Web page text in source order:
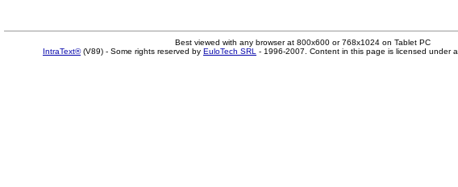
Best viewed with any browser at 800x600 or 768x1024 on Tablet PC
IntraText®(V89) - Some rights reserved by EuloTech SRL - 1996-2007. Content in this page is licensed under a